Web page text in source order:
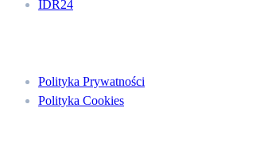
IDR24
Polityka Prywatności
Polityka Cookies